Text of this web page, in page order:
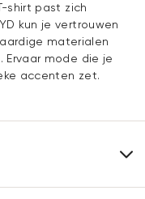
shirt past zich
kun je vertrouwen
materialen
Ervaar mode die je
accenten zet.